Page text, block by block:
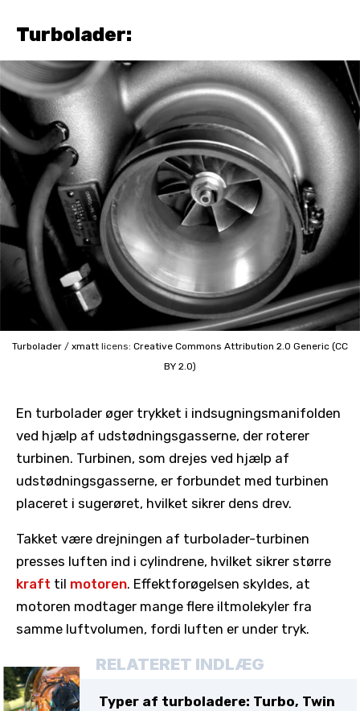
Turbolader:
Turbolader / xmatt licens: Creative Commons Attribution 2.0 Generic (CC
BY 2.0)
En turbolader øger trykket i indsugningsmanifolden
ved hjælp af udstødningsgasserne, der roterer
turbinen. Turbinen, som drejes ved hjælp af
udstødningsgasserne, er forbundet med turbinen
placeret i sugerøret, hvilket sikrer dens drev.
Takket være drejningen af ​​turbolader-turbinen
presses luften ind i cylindrene, hvilket sikrer større
kraft til motoren. Effektforøgelsen skyldes, at
motoren modtager mange flere iltmolekyler fra
samme luftvolumen, fordi luften er under tryk.
RELATERET INDLÆG
Typer af turboladere: Turbo, Twin